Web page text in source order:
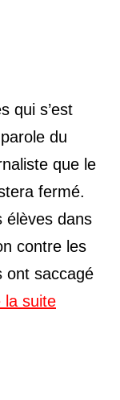
qui s’est
du
que le
fermé.
élèves dans
contre les
ont saccagé
la suite